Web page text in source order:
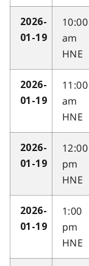
2026-
01-19
10:00
am
HNE
2026-
01-19
11:00
am
HNE
2026-
01-19
12:00
pm
HNE
2026-
01-19
1:00
pm
HNE